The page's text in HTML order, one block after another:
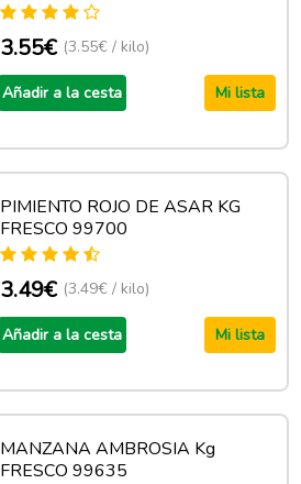
3.55€ (3.55€ / kilo)
Añadir a la cesta Mi lista
PIMIENTO ROJO DE ASAR KG
FRESCO 99700
3.49€ (3.49€ / kilo)
Añadir a la cesta Mi lista
MANZANA AMBROSIA Kg
FRESCO 99635